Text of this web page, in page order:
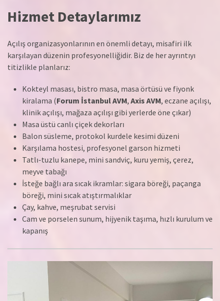
Hizmet Detaylarımız
Açılış organizasyonlarının en önemli detayı, misafiri ilk
karşılayan düzenin profesyonelliğidir. Biz de her ayrıntıyı
titizlikle planlarız:
Kokteyl masası, bistro masa, masa örtüsü ve fiyonk
kiralama (Forum İstanbul AVM, Axis AVM, eczane açılışı,
klinik açılışı, mağaza açılışı gibi yerlerde öne çıkar)
Masa üstü canlı çiçek dekorları
Balon süsleme, protokol kurdele kesimi düzeni
Karşılama hostesi, profesyonel garson hizmeti
Tatlı-tuzlu kanepe, mini sandviç, kuru yemiş, çerez,
meyve tabağı
İsteğe bağlı ara sıcak ikramlar: sigara böreği, paçanga
böreği, mini sıcak atıştırmalıklar
Çay, kahve, meşrubat servisi
Cam ve porselen sunum, hijyenik taşıma, hızlı kurulum ve
kapanış